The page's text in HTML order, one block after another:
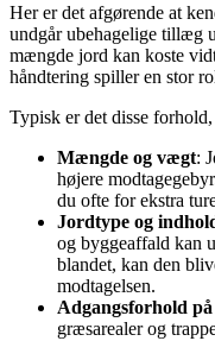
Her er det afgørende at
undgår ubehagelige tillæg
mængde jord kan koste
håndtering spiller en stor
Typisk er det disse
Mængde og vægt:
højere
du ofte for ekstra
Jordtype og
og byggeaffald kan
blandet, kan den
modtagelsen.
Adgangsforhold
græsarealer og